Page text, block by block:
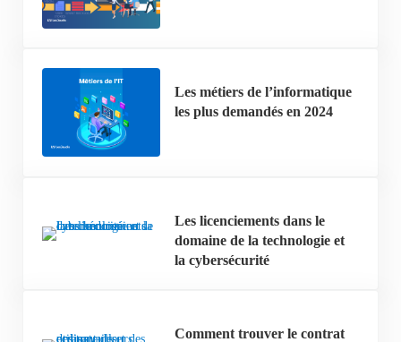
Les métiers de l’informatique
les plus demandés en 2024
Les licenciements dans le
domaine de la technologie et
la cybersécurité
Comment trouver le contrat